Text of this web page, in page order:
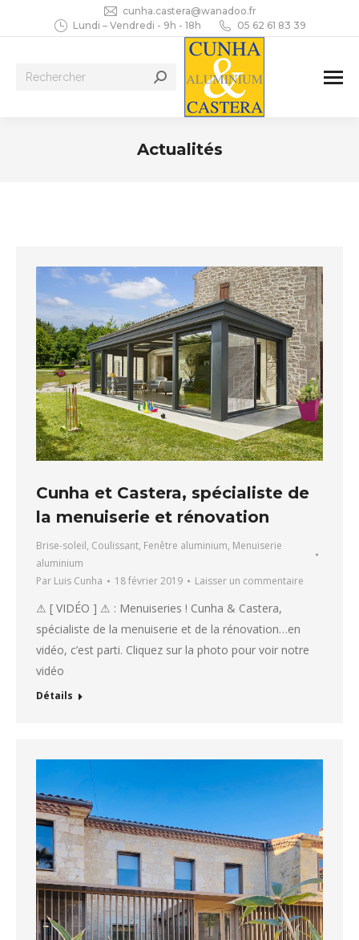
cunha.castera@wanadoo.fr
Lundi – Vendredi - 9h - 18h
05 62 61 83 39
Recherche
Actualités
Cunha et Castera, spécialiste de
la menuiserie et rénovation
Brise-soleil, Coulissant, Fenêtre aluminium, Menuiserie
aluminium
Par Luis Cunha 18 février 2019 Laisser un commentaire
⚠ [ VIDÉO ] ⚠ : Menuiseries ! Cunha & Castera,
spécialiste de la menuiserie et de la rénovation…en
vidéo, c’est parti. Cliquez sur la photo pour voir notre
vidéo
Détails